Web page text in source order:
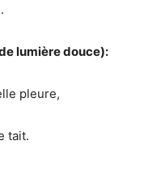
lumière douce):
pleure,
tait.